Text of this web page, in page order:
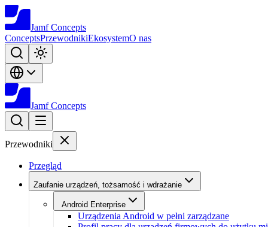
Jamf Concepts
ConceptsPrzewodnikiEkosystemO nas
Jamf Concepts
Przewodniki
Przegląd
Zaufanie urządzeń, tożsamość i wdrażanie
Android Enterprise
Urządzenia Android w pełni zarządzane